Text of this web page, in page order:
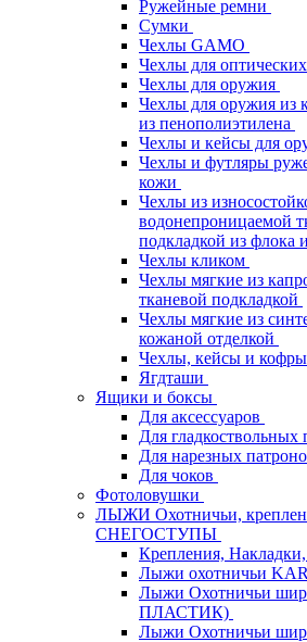
Ружейные ремни
Сумки
Чехлы GAMO
Чехлы для
Чехлы для оружия
Чехлы для оружия из
из пенополиэтилена
Чехлы и кейсы для
Чехлы и футляры
кожи
Чехлы из
водонепроницаемой
подкладкой из флока
Чехлы кликом
Чехлы мягкие из
тканевой подкладкой
Чехлы мягкие из
кожаной отделкой
Чехлы, кейсы и
Ягдташи
Ящики и боксы
Для аксессуаров
Для гладкоствольных
Для нарезных
Для чоков
Фотоловушки
ЛЫЖИ Охотничьи,
СНЕГОСТУПЫ
Крепления,
Лыжи охотничьи
Лыжи Охотничьи
ПЛАСТИК)
Лыжи Охотничьи